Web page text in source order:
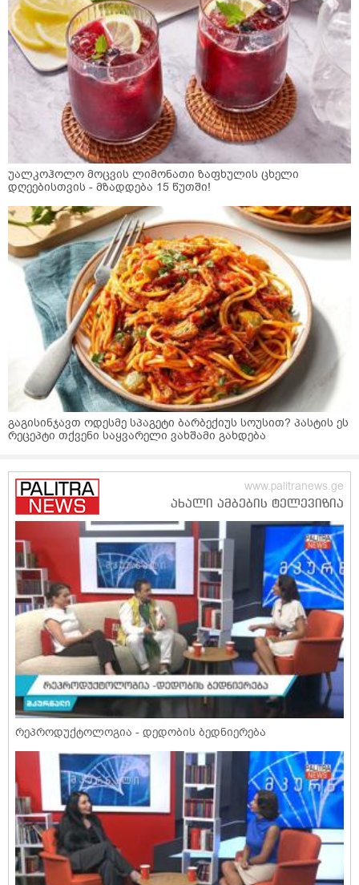
უალკოჰოლო მოცვის ლიმონათი ზაფხულის ცხელი
დღეებისთვის - მზადდება 15 წუთში!
გაგისინჯავთ ოდესმე სპაგეტი ბარბექიუს სოუსით? პასტის ეს
რეცეპტი თქვენი საყვარელი ვახშამი გახდება
რეპროდუქტოლოგია - დედობის ბედნიერება